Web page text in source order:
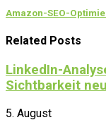
Amazon-SEO-
Related Posts
LinkedIn-
Sichtbarkeit
5. August